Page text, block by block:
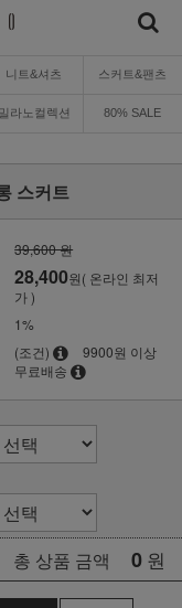
니트&셔츠 스커트&팬츠
밀라노컬렉션 80% SALE
스커트
39,600 원
28,400원( 온라인 최저
가 )
1%
(조건)
9900원 이상
무료배송
총 상품 금액 0 원